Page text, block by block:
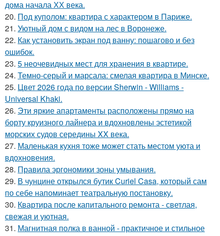
дома начала ХХ века.
20. Под куполом: квартира с характером в Париже.
21. Уютный дом с видом на лес в Воронеже.
22. Как установить экран под ванну: пошагово и без
ошибок.
23. 5 неочевидных мест для хранения в квартире.
24. Темно-серый и марсала: смелая квартира в Минске.
25. Цвет 2026 года по версии Sherwin - Williams -
Universal Khaki.
26. Эти яркие апартаменты расположены прямо на
борту круизного лайнера и вдохновлены эстетикой
морских судов середины XX века.
27. Маленькая кухня тоже может стать местом уюта и
вдохновения.
28. Правила эргономики зоны умывания.
29. В чунцине открылся бутик Curiel Casa, который сам
по себе напоминает театральную постановку.
30. Квартира после капитального ремонта - светлая,
свежая и уютная.
31. Магнитная полка в ванной - практичное и стильное